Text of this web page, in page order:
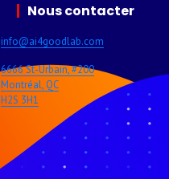
Nous contacter
info@ai4goodlab­.com
6666 St-Urbain, #200
Montréal, QC
H2S 3H1